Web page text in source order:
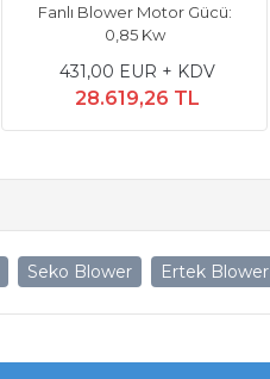
Fanlı Blower Motor Gücü:
0,85 Kw
431,00 EUR + KDV
28.619,26 TL
Seko Blower Ertek Blower